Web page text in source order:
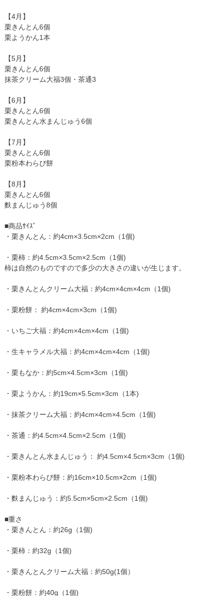
【4月】
栗きんとん6個
栗ようかん1本
【5月】
栗きんとん6個
抹茶クリーム大福3個・茶通3
【6月】
栗きんとん6個
栗きんとん水まんじゅう6個
【7月】
栗きんとん6個
栗粉本わらび餅
【8月】
栗きんとん6個
麩まんじゅう8個
■商品ｻｲｽﾞ
・栗きんとん：約4cm×3.5cm×2cm（1個)
・栗柿：約4.5cm×3.5cm×2.5cm（1個)
柿は自然のものですので多少の大きさの違いが生じます。
・栗きんとんクリーム大福：約4cm×4cm×4cm（1個)
・栗粉餅： 約4cm×4cm×3cm（1個)
・いちご大福：約4cm×4cm×4cm（1個)
・生キャラメル大福：約4cm×4cm×4cm（1個)
・栗もなか：約5cm×4.5cm×3cm（1個)
・栗ようかん：約19cm×5.5cm×3cm（1本)
・抹茶クリーム大福：約4cm×4cm×4.5cm（1個)
・茶通：約4.5cm×4.5cm×2.5cm（1個)
・栗きんとん水まんじゅう： 約4.5cm×4.5cm×3cm（1個)
・栗粉本わらび餅：約16cm×10.5cm×2cm（1個)
・麩まんじゅう：約5.5cm×5cm×2.5cm（1個)
■重さ
・栗きんとん：約26g（1個)
・栗柿：約32g（1個)
・栗きんとんクリーム大福：約50g(1個）
・栗粉餅：約40g（1個)